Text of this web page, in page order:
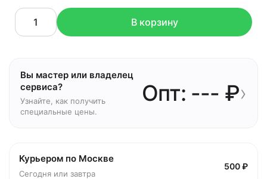
В корзину
Вы мастер или владелец
сервиса?
Узнайте, как получить
специальные цены.
Опт: --- ₽›
Курьером по Москве
Сегодня или завтра
500 ₽